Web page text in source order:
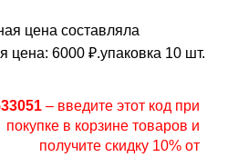
цена составляла
цена: 6000 ₽.упаковка 10 шт.
– введите этот код при
покупке в корзине товаров и
получите скидку 10% от